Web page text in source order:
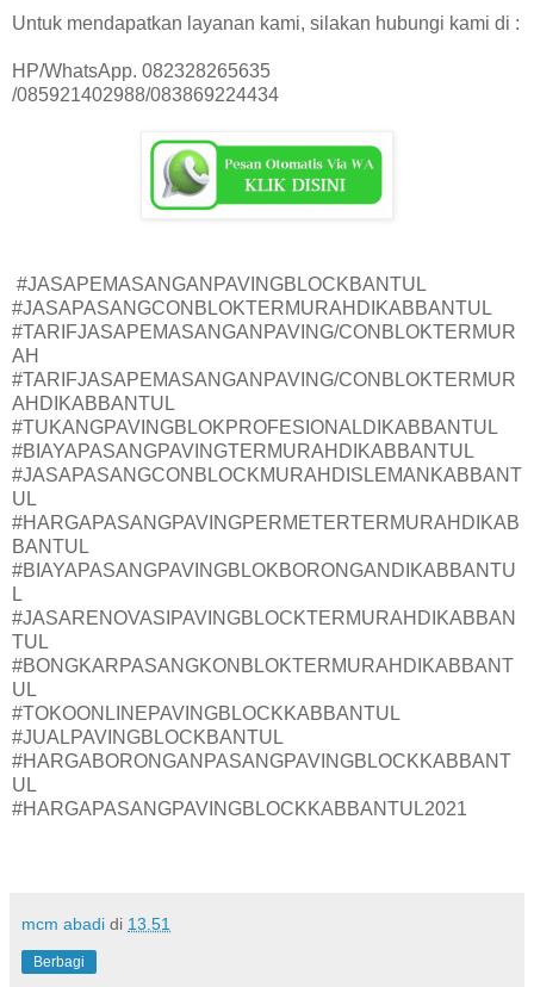
Untuk mendapatkan layanan kami, silakan hubungi kami di :
HP/WhatsApp. 082328265635
/085921402988/083869224434
#JASAPEMASANGANPAVINGBLOCKBANTUL
#JASAPASANGCONBLOKTERMURAHDIKABBANTUL
#TARIFJASAPEMASANGANPAVING/CONBLOKTERMUR
AH
#TARIFJASAPEMASANGANPAVING/CONBLOKTERMUR
AHDIKABBANTUL
#TUKANGPAVINGBLOKPROFESIONALDIKABBANTUL
#BIAYAPASANGPAVINGTERMURAHDIKABBANTUL
#JASAPASANGCONBLOCKMURAHDISLEMANKABBANT
UL
#HARGAPASANGPAVINGPERMETERTERMURAHDIKAB
BANTUL
#BIAYAPASANGPAVINGBLOKBORONGANDIKABBANTU
L
#JASARENOVASIPAVINGBLOCKTERMURAHDIKABBAN
TUL
#BONGKARPASANGKONBLOKTERMURAHDIKABBANT
UL
#TOKOONLINEPAVINGBLOCKKABBANTUL
#JUALPAVINGBLOCKBANTUL
#HARGABORONGANPASANGPAVINGBLOCKKABBANT
UL
#HARGAPASANGPAVINGBLOCKKABBANTUL2021
mcm abadi di 13.51
Berbagi